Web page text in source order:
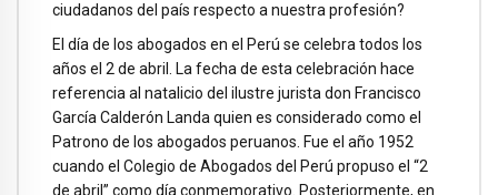
ciudadanos del país respecto a nuestra profesión?
El día de los abogados en el Perú se celebra todos los
años el 2 de abril. La fecha de esta celebración hace
referencia al natalicio del ilustre jurista don Francisco
García Calderón Landa quien es considerado como el
Patrono de los abogados peruanos. Fue el año 1952
cuando el Colegio de Abogados del Perú propuso el “2
de abril” como día conmemorativo. Posteriormente, en